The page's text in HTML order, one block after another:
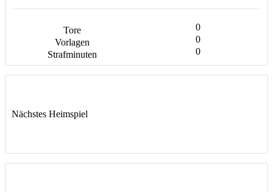
0
0
0
Nächstes Heimspiel